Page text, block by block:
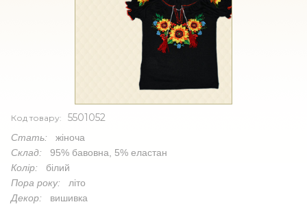
Код товару: 5501052
Стать: жіноча
Склад: 95% бавовна, 5% еластан
Колір: білий
Пора року: літо
Декор: вишивка